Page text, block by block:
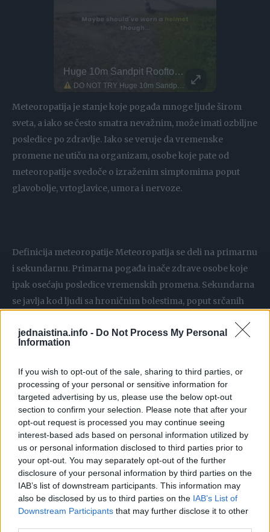
jednaistina.info - Do Not Process My Personal
Information
If you wish to opt-out of the sale, sharing to third parties, or
processing of your personal or sensitive information for
targeted advertising by us, please use the below opt-out
section to confirm your selection. Please note that after your
opt-out request is processed you may continue seeing
interest-based ads based on personal information utilized by
us or personal information disclosed to third parties prior to
your opt-out. You may separately opt-out of the further
disclosure of your personal information by third parties on the
IAB’s list of downstream participants. This information may
also be disclosed by us to third parties on the IAB’s List of
Downstream Participants that may further disclose it to other
Huge 10m Sandpit Rooftop Jump
DO NOT TRY Huge 10m Sandpit drop... Enea achieved a Swiss record with this 10.2m sand jump. The athlete has been completing wild diving challenges, with this one truly pushing the limits. Maybe should've worn a helmet though...
Meteoropatija je stanje koje pogađa mnoge ljude širom
sveta, a iako se često smatra nevažnim, može imati ozbiljne
posledice po zdravlje. Iako se veruje da vremenske
promene ne utiču na organizam, osobe koje pate od
meteoropatije svedoče o izraženim simptomima poput
glavobolje, vrtoglavice, umora i nervoze.
Definicija meteoropatije Meteoropatija se deli na primarnu
i sekundarnu. Primarna pogađa inače zdrave osobe koje
ipak osećaju posledice vremenskih promena. Sekundarna
se javlja kod ljudi sa hroničnim bolestima, poput srčanih
vremenske promene dodatno pogoršavaju simptome.
promene deluju na elektromagnetne talase koji utiču na
hipotalamus u mozgu, podstičući lučenje hormona stresa i
smanjujući nivo endorfina – hormona sreće. Ovo može
dovesti do napetosti, nesanice, umora i bolova u mišićima i
zglobovima.
Kada potražiti medicinsku pomoć? Osobe sa hroničnim
bolestima treba da obrate pažnju na nagle promene